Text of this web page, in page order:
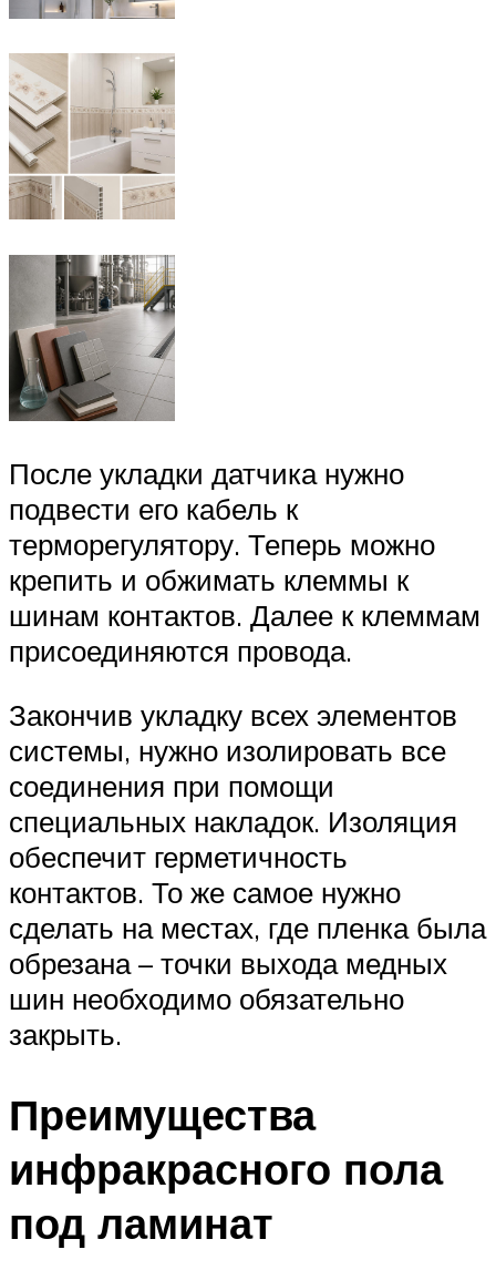
После укладки датчика нужно
подвести его кабель к
терморегулятору. Теперь можно
крепить и обжимать клеммы к
шинам контактов. Далее к клеммам
присоединяются провода.
Закончив укладку всех элементов
системы, нужно изолировать все
соединения при помощи
специальных накладок. Изоляция
обеспечит герметичность
контактов. То же самое нужно
сделать на местах, где пленка была
обрезана – точки выхода медных
шин необходимо обязательно
закрыть.
Преимущества
инфракрасного пола
под ламинат